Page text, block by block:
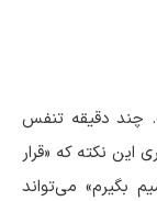
چند دقیقه تنفس
این نکته که «قرار
بگیرم» می‌تواند